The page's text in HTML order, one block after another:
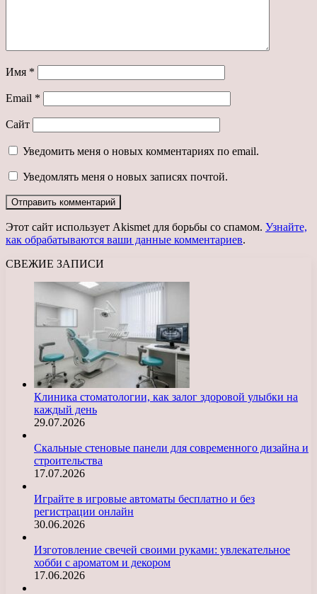
Имя *
Email *
Сайт
Уведомить меня о новых комментариях по email.
Уведомлять меня о новых записях почтой.
Этот сайт использует Akismet для борьбы со спамом. Узнайте,
как обрабатываются ваши данные комментариев.
СВЕЖИЕ ЗАПИСИ
Клиника стоматологии, как залог здоровой улыбки на
каждый день
29.07.2026
Скальные стеновые панели для современного дизайна и
строительства
17.07.2026
Играйте в игровые автоматы бесплатно и без
регистрации онлайн
30.06.2026
Изготовление свечей своими руками: увлекательное
хобби с ароматом и декором
17.06.2026